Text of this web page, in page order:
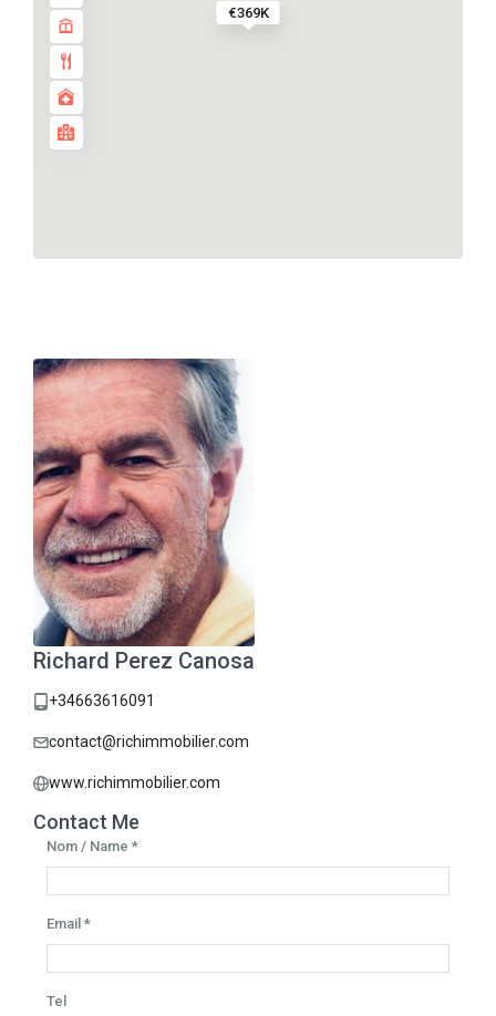
€369K
Richard Perez Canosa
+34663616091
contact@richimmobilier.com
www.richimmobilier.com
Contact Me
Nom / Name *
Email *
Tel